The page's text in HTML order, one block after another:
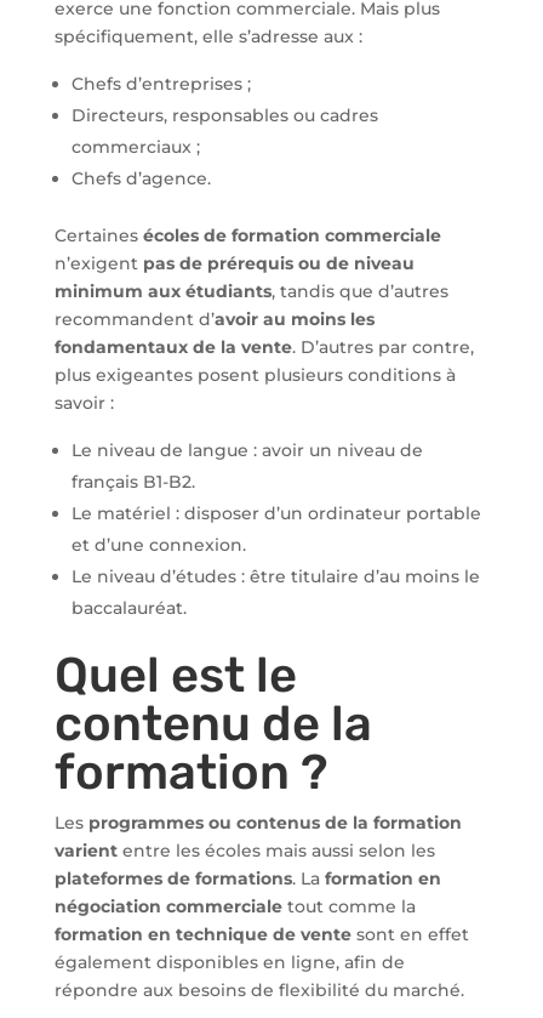
exerce une fonction commerciale. Mais plus
spécifiquement, elle s’adresse aux :
Chefs d’entreprises ;
Directeurs, responsables ou cadres
commerciaux ;
Chefs d’agence.
Certaines écoles de formation commerciale
n’exigentpas de prérequis ou de niveau
minimum aux étudiants, tandis que d’autres
recommandent d’avoir au moins les
fondamentaux de la vente. D’autres par contre,
plus exigeantes posent plusieurs conditions à
savoir :
Le niveau de langue : avoir un niveau de
français B1-B2.
Le matériel : disposer d’un ordinateur portable
et d’une connexion.
Le niveau d’études : être titulaire d’au moins le
baccalauréat.
Quel est le
contenu de la
formation ?
Les programmes ou contenus de la formation
variententre les écoles mais aussi selon les
plateformes de formations. La formation en
négociation commercialetout comme la
formation en technique de ventesont en effet
également disponibles en ligne, afin de
répondre aux besoins de flexibilité du marché.